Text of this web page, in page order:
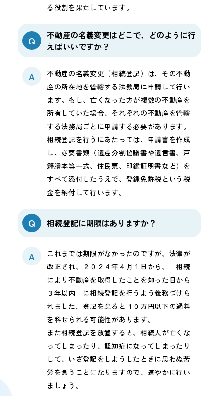
る役割を果たしています。
Q
不動産の名義変更はどこで、どのように行
えばいいですか？
A
不動産の名義変更（相続登記）は、その不動
産の所在地を管轄する法務局に申請して行い
ます。もし、亡くなった方が複数の不動産を
所有していた場合、それぞれの不動産を管轄
する法務局ごとに申請する必要があります。
相続登記を行うにあたっては、申請書を作成
し、必要書類（遺産分割協議書や遺言書、戸
籍謄本等一式、住民票、印鑑証明書など）を
すべて添付したうえで、登録免許税という税
金を納付して行います。
Q 相続登記に期限はありますか？
A
これまでは期限がなかったのですが、法律が
改正され、２０２４年４月１日から、「相続
により不動産を取得したことを知った日から
３年以内」に相続登記を行うよう義務づけら
れました。登記を怠ると１０万円以下の過料
を科せられる可能性があります。
また相続登記を放置すると、相続人が亡くな
ってしまったり、認知症になってしまったり
して、いざ登記をしようしたときに思わぬ苦
労を負うことになりますので、速やかに行い
ましょう。